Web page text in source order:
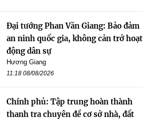
Đại tướng Phan Văn Giang: Bảo đảm
an ninh quốc gia, không cản trở hoạt
động dân sự
Hương Giang
11:18 08/08/2026
Chính phủ: Tập trung hoàn thành
thanh tra chuyên đề cơ sở nhà, đất